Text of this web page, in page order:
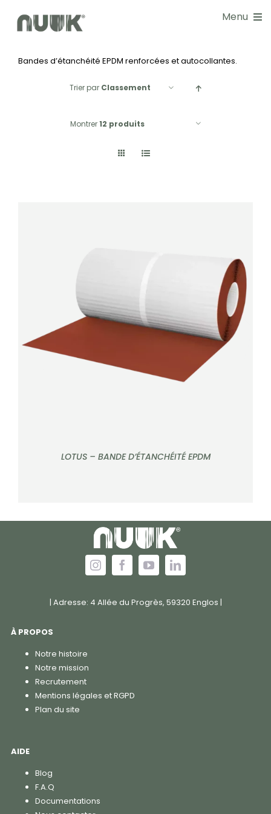
contenu
Menu
NOS SOLUTIONS
Rechercher:
Bandes d’étanchéité EPDM renforcées et autocollantes.
Trier par Classement
Montrer12 produits
Note5.00sur
DÉTAILS
LOTUS – BANDE D’ÉTANCHÉITÉ EPDM
| Adresse: 4 Allée du Progrès, 59320 Englos |
À PROPOS
Notre histoire
Notre mission
Recrutement
Mentions légales et RGPD
Plan du site
AIDE
Blog
F.A.Q
Documentations